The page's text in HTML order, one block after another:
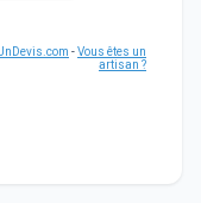
-Vous êtes un
artisan ?